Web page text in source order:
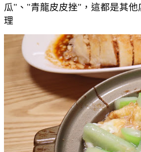
瓜"、"青龍皮皮挫"，這都是其他
理